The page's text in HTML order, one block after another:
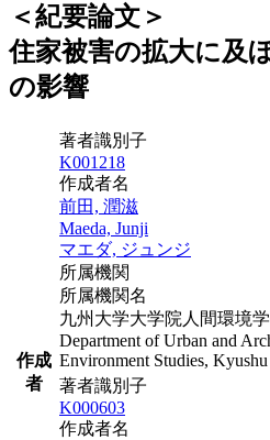
＜紀要論文＞
住家被害の拡大に及
の影響
作成
者
著者識別子
K001218
作成者名
前田, 潤滋
Maeda, Junji
マエダ, ジュンジ
所属機関
所属機関名
九州大学大学院人間環境
Department of Urban and
Environment Studies,
著者識別子
K000603
作成者名